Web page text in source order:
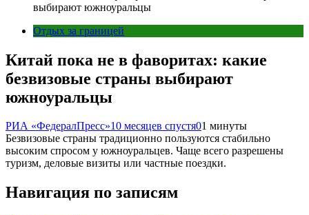
выбирают южноуральцы
Отдых за границей
Китай пока не в фаворитах: какие
безвизовые страны выбирают
южноуральцы
РИА «ФедералПресс»10 месяцев спустя01 минуты
Безвизовые страны традиционно пользуются стабильно
высоким спросом у южноуральцев. Чаще всего разрешены
туризм, деловые визиты или частные поездки.
Навигация по записям